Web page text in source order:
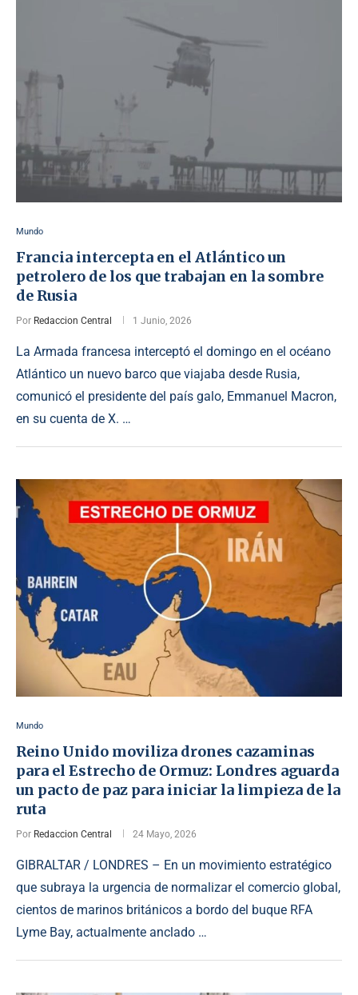
Mundo
Francia intercepta en el Atlántico un
petrolero de los que trabajan en la sombre
de Rusia
Por Redaccion Central 1 Junio, 2026
La Armada francesa interceptó el domingo en el océano
Atlántico un nuevo barco que viajaba desde Rusia,
comunicó el presidente del país galo, Emmanuel Macron,
en su cuenta de X. …
Mundo
Reino Unido moviliza drones cazaminas
para el Estrecho de Ormuz: Londres aguarda
un pacto de paz para iniciar la limpieza de la
ruta
Por Redaccion Central 24 Mayo, 2026
GIBRALTAR / LONDRES – En un movimiento estratégico
que subraya la urgencia de normalizar el comercio global,
cientos de marinos británicos a bordo del buque RFA
Lyme Bay, actualmente anclado …